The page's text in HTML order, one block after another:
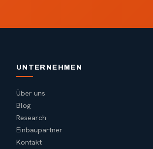
UNTERNEHMEN
Über uns
Blog
Research
Einbaupartner
Kontakt